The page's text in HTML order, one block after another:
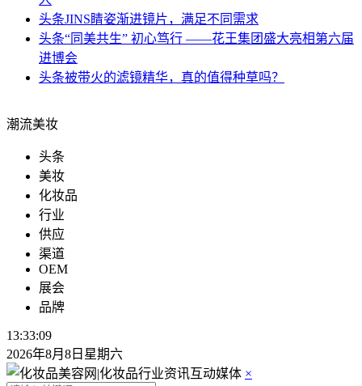
头条JINS睛姿渐进镜片，满足不同需求
头条“同美共生” 初心笃行 ——花王集团盛大亮相第六届
进博会
头条被带火的滤镜精华，真的值得种草吗？
潮流美妆
头条
美妆
化妆品
行业
供应
渠道
OEM
展会
品牌
13:33:11
2026年8月8日星期六
×